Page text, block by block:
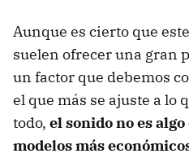
Aunque es cierto que
suelen ofrecer una gran
un factor que debemos
el que más se ajuste a lo
todo, el sonido no es
modelos más